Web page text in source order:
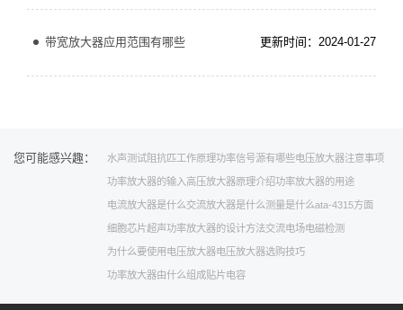
带宽放大器应用范围有哪些 更新时间：2024-01-27
您可能感兴趣： 水声测试阻抗匹工作原理功率信号源有哪些电压放大器注意事项
功率放大器的输入 高压放大器原理介绍功率放大器的用途
电流放大器是什么交流放大器是什么测量是什么ata-4315方面
细胞芯片超声功率放大器的设计方法交流电场电磁检测
为什么要使用电压放大器电压放大器选购技巧
功率放大器由什么组成贴片电容